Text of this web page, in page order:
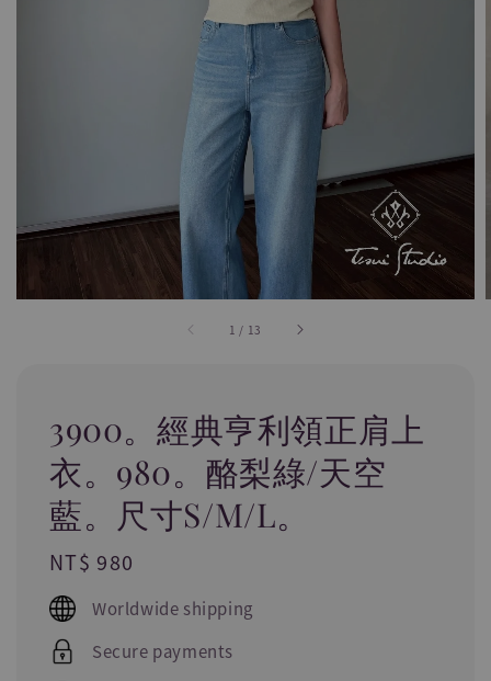
1 / 13
3900。經典亨利領正肩上
衣。980。酪梨綠/天空
藍。尺寸S/M/L。
Regular
price
NT$ 980
Worldwide shipping
Secure payments